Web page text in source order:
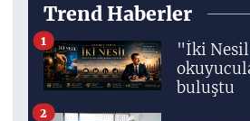
Trend Haberler
"İki
buluştu
1
2